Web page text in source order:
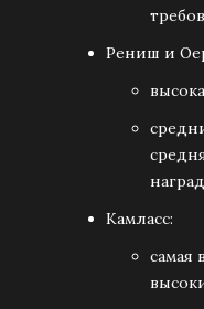
Рениш и
Камласс:
самая